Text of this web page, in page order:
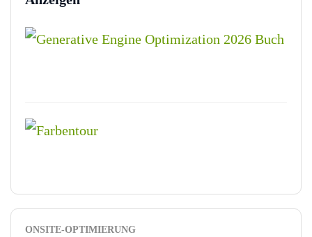
ONSITE-OPTIMIERUNG